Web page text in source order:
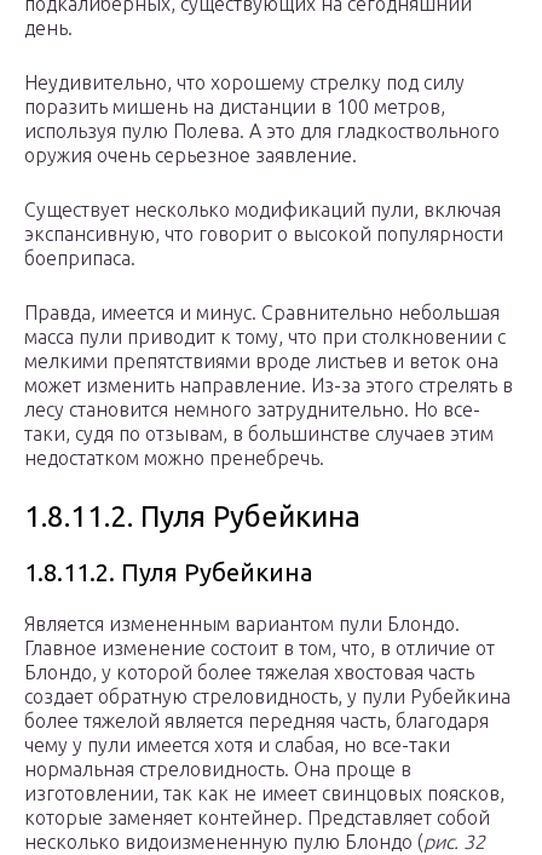
день.
Неудивительно, что хорошему стрелку под силу
поразить мишень на дистанции в 100 метров,
используя пулю Полева. А это для гладкоствольного
оружия очень серьезное заявление.
Существует несколько модификаций пули, включая
экспансивную, что говорит о высокой популярности
боеприпаса.
Правда, имеется и минус. Сравнительно небольшая
масса пули приводит к тому, что при столкновении с
мелкими препятствиями вроде листьев и веток она
может изменить направление. Из-за этого стрелять в
лесу становится немного затруднительно. Но все-
таки, судя по отзывам, в большинстве случаев этим
недостатком можно пренебречь.
1.8.11.2. Пуля Рубейкина
1.8.11.2. Пуля Рубейкина
Является измененным вариантом пули Блондо.
Главное изменение состоит в том, что, в отличие от
Блондо, у которой более тяжелая хвостовая часть
создает обратную стреловидность, у пули Рубейкина
более тяжелой является передняя часть, благодаря
чему у пули имеется хотя и слабая, но все-таки
нормальная стреловидность. Она проще в
изготовлении, так как не имеет свинцовых поясков,
которые заменяет контейнер. Представляет собой
несколько видоизмененную пулю Блондо (рис. 32